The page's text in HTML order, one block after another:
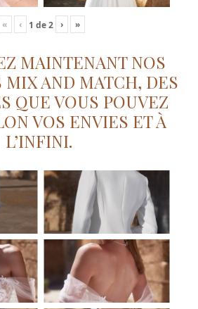
« ‹ 1 de2 › »
MAINTENANT NOS
MIX AND MATCH, DES
QUE VOUS POUVEZ
VOS ENVIES ET À
L’INFINI.